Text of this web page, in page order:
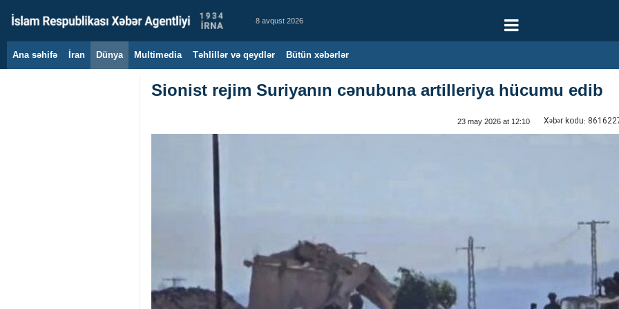
8 avqust 2026
Ana səhifə İran Dünya Multimedia Təhlillər və qeydlər Bütün xəbərlər
Sionist rejim Suriyanın cənubuna artilleriya hücumu edib
23 may 2026 at 12:10 Xəbər kodu: